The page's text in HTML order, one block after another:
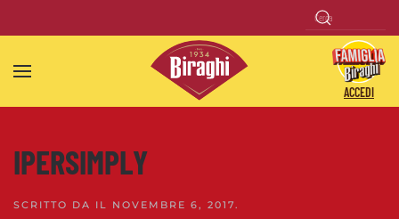
Skip to main content
ACCEDI
IPERSIMPLY
SCRITTO DA IL NOVEMBRE 6, 2017.